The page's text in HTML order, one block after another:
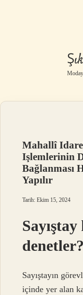
Mahallî
Işlemlerinin
Bağlanması
Yapılır
Tarih: Ekim 15, 2024
denetler?
Sayıştayın
içinde yer alan